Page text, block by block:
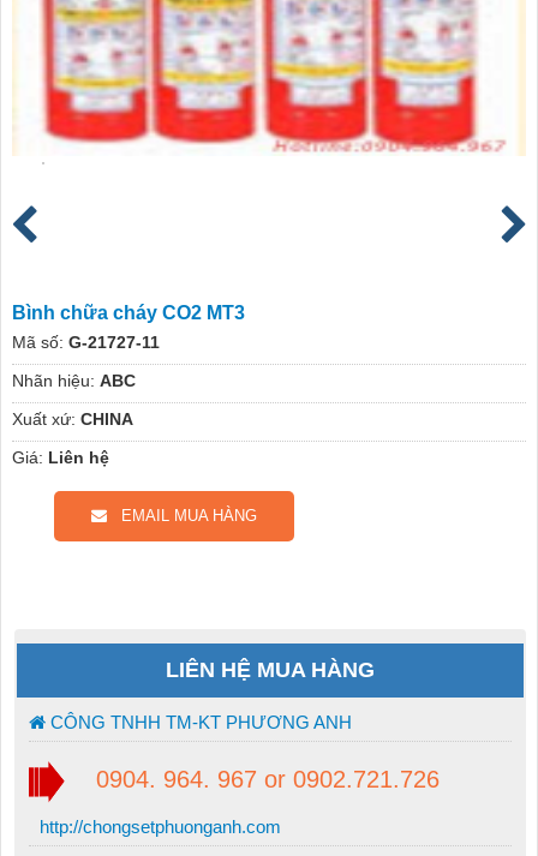
Bình chữa cháy CO2 MT3
Mã số: G-21727-11
Nhãn hiệu: ABC
Xuất xứ: CHINA
Giá: Liên hệ
EMAIL MUA HÀNG
LIÊN HỆ MUA HÀNG
CÔNG TNHH TM-KT PHƯƠNG ANH
0904. 964. 967 or 0902.721.726
http://chongsetphuonganh.com